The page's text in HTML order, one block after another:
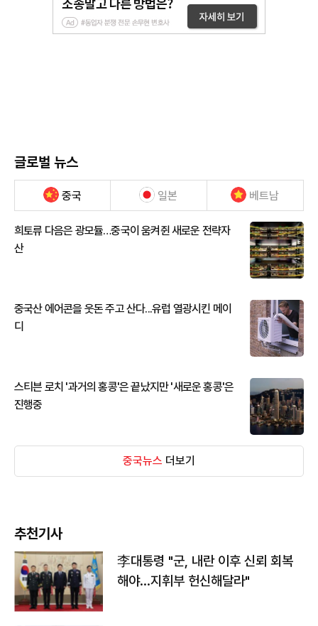
글로벌 뉴스
중국 일본 베트남
희토류 다음은 광모듈…중국이 움켜쥔 새로운 전략자
산
중국산 에어콘을 웃돈 주고 산다...유럽 열광시킨 메이
디
스티븐 로치 '과거의 홍콩'은 끝났지만 '새로운 홍콩'은
진행중
중국뉴스 더보기
추천기사
李대통령 "군, 내란 이후 신뢰 회복
해야…지휘부 헌신해달라"